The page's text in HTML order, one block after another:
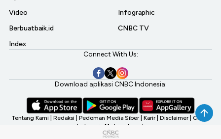
Video
Berbuatbaik.id
Index
Infographic
CNBC TV
Connect With Us:
Download aplikasi CNBC Indonesia:
Tentang Kami Redaksi Pedoman Media Siber Karir Disclaimer CNBC
Indonesia My Investment
©2026 CNBC Indonesia, A Transmedia Company